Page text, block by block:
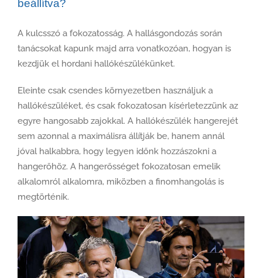
beállítva?
A kulcsszó a fokozatosság. A hallásgondozás során
tanácsokat kapunk majd arra vonatkozóan, hogyan is
kezdjük el hordani hallókészülékünket.
Eleinte csak csendes környezetben használjuk a
hallókészüléket, és csak fokozatosan kísérletezzünk az
egyre hangosabb zajokkal. A hallókészülék hangerejét
sem azonnal a maximálisra állítják be, hanem annál
jóval halkabbra, hogy legyen időnk hozzászokni a
hangerőhöz. A hangerősséget fokozatosan emelik
alkalomról alkalomra, miközben a finomhangolás is
megtörténik.